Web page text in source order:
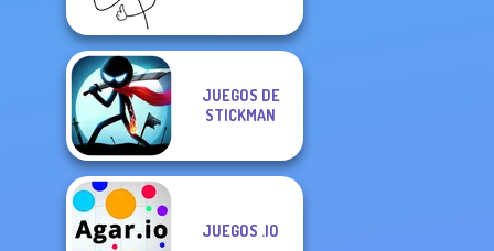
JUEGOS DE
STICKMAN
JUEGOS .IO